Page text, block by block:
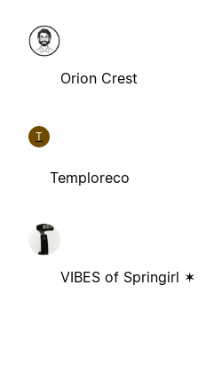
Orion Crest
T
Temploreco
VIBES of Springirl ✶